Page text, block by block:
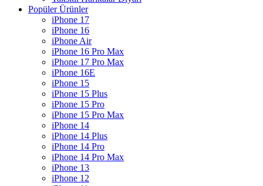
Popüler Ürünler
iPhone 17
iPhone 16
iPhone Air
iPhone 16 Pro Max
iPhone 17 Pro Max
iPhone 16E
iPhone 15
iPhone 15 Plus
iPhone 15 Pro
iPhone 15 Pro Max
iPhone 14
iPhone 14 Plus
iPhone 14 Pro
iPhone 14 Pro Max
iPhone 13
iPhone 12